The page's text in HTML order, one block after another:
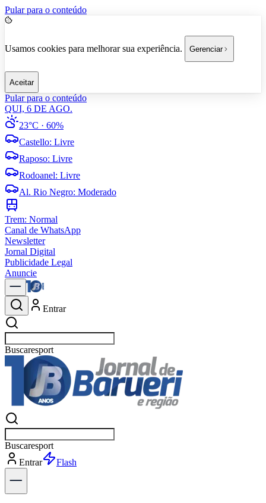
Pular para o conteúdo
Usamos cookies para melhorar sua experiência. Gerenciar
Aceitar
Pular para o conteúdo
QUI, 6 DE AGO.
23°C · 60%
Castello: Livre
Raposo: Livre
Rodoanel: Livre
Al. Rio Negro: Moderado
Trem: Normal
Canal de WhatsApp
Newsletter
Jornal Digital
Publicidade Legal
Anuncie
Entrar
Buscarpolítica
Buscarpolítica
Entrar